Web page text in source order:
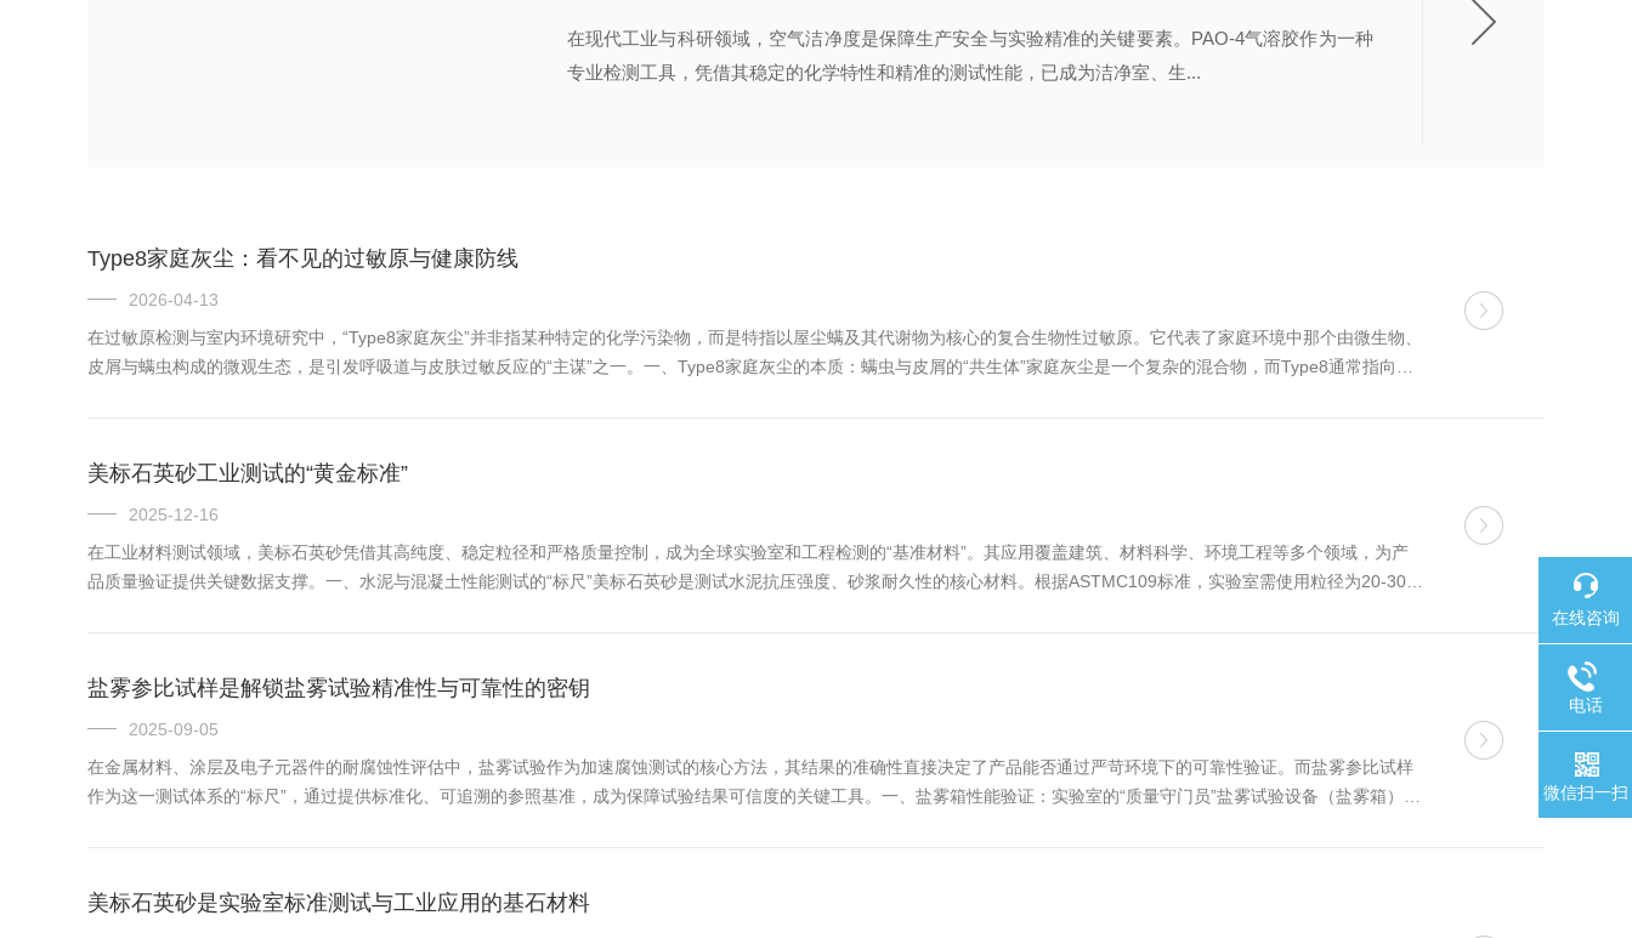
在现代工业与科研领域，空气洁净度是保障生产安全与实验精准的关键要素。PAO-4气溶胶作为一种
专业检测工具，凭借其稳定的化学特性和精准的测试性能，已成为洁净室、生...
Type8家庭灰尘：看不见的过敏原与健康防线
2026-04-13
在过敏原检测与室内环境研究中，“Type8家庭灰尘”并非指某种特定的化学污染物，而是特指以屋尘螨及其代谢物为核心的复合生物性过敏原。它代表了家庭环境中那个由微生物、
皮屑与螨虫构成的微观生态，是引发呼吸道与皮肤过敏反应的“主谋”之一。一、Type8家庭灰尘的本质：螨虫与皮屑的“共生体”家庭灰尘是一个复杂的混合物，而Type8通常指向其
美标石英砂工业测试的“黄金标准”
2025-12-16
在工业材料测试领域，美标石英砂凭借其高纯度、稳定粒径和严格质量控制，成为全球实验室和工程检测的“基准材料”。其应用覆盖建筑、材料科学、环境工程等多个领域，为产
品质量验证提供关键数据支撑。一、水泥与混凝土性能测试的“标尺”美标石英砂是测试水泥抗压强度、砂浆耐久性的核心材料。根据ASTMC109标准，实验室需使用粒径为20-30目
盐雾参比试样是解锁盐雾试验精准性与可靠性的密钥
2025-09-05
在金属材料、涂层及电子元器件的耐腐蚀性评估中，盐雾试验作为加速腐蚀测试的核心方法，其结果的准确性直接决定了产品能否通过严苛环境下的可靠性验证。而盐雾参比试样
作为这一测试体系的“标尺”，通过提供标准化、可追溯的参照基准，成为保障试验结果可信度的关键工具。一、盐雾箱性能验证：实验室的“质量守门员”盐雾试验设备（盐雾箱）的
美标石英砂是实验室标准测试与工业应用的基石材料
在线咨询
电话
微信扫一扫